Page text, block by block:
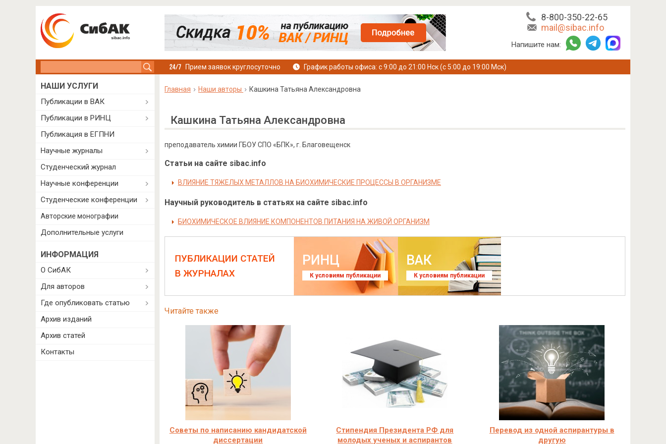
8-800-350-22-65
mail@sibac.info
Напишите нам:
Прием заявок круглосуточно График работы офиса: с 9:00 до 21:00 Нск (с 5:00 до 19:00 Мск)
Главная Наши авторы Кашкина Татьяна Александровна
Кашкина Татьяна Александровна
преподаватель химии ГБОУ СПО «БПК», г. Благовещенск
Статьи на сайте sibac.info
ВЛИЯНИЕ ТЯЖЕЛЫХ МЕТАЛЛОВ НА БИОХИМИЧЕСКИЕ ПРОЦЕССЫ В ОРГАНИЗМЕ
Научный руководитель в статьях на сайте sibac.info
БИОХИМИЧЕСКОЕ ВЛИЯНИЕ КОМПОНЕНТОВ ПИТАНИЯ НА ЖИВОЙ ОРГАНИЗМ
ПУБЛИКАЦИИ СТАТЕЙ
В ЖУРНАЛАХ
РИНЦ
К условиям публикации
ВАК
К условиям публикации
Читайте также
Советы по написанию кандидатской
диссертации
Стипендия Президента РФ для
молодых ученых и аспирантов
Перевод из одной аспирантуры в
другую
НАШИ УСЛУГИ
Публикации в ВАК
Публикации в РИНЦ
Публикация в ЕГПНИ
Научные журналы
Студенческий журнал
Научные конференции
Студенческие конференции
Авторские монографии
Дополнительные услуги
ИНФОРМАЦИЯ
О СибАК
Для авторов
Где опубликовать статью
Архив изданий
Архив статей
Контакты